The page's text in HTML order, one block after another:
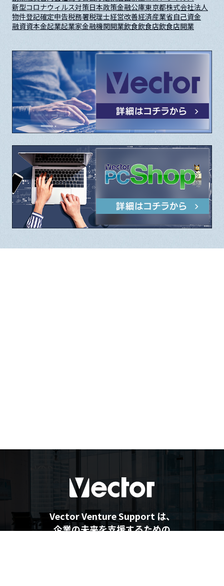
新型コロナウィルス対策日本政策金融公庫東京都株式会社法人
物件登記確定申告税務署税理士経営改善経済産業省自己資金
融資資本金起業起業家金融機関開業飲食飲食店飲食店開業
Vector Venture Support は、
企業の未来を支援するための